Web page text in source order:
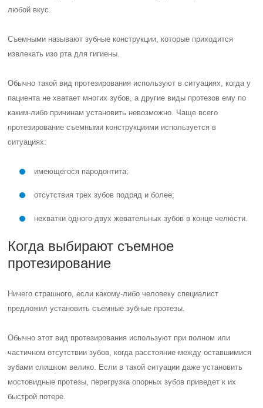
любой вкус.
Съемными называют зубные конструкции, которые приходится
извлекать изо рта для гигиены.
Обычно такой вид протезирования используют в ситуациях, когда у
пациента не хватает многих зубов, а другие виды протезов ему по
каким-либо причинам установить невозможно. Чаще всего
протезирование съемными конструкциями используется в
ситуациях:
имеющегося пародонтита;
отсутствия трех зубов подряд и более;
нехватки одного-двух жевательных зубов в конце челюсти.
Когда выбирают съемное
протезирование
Ничего страшного, если какому-либо человеку специалист
предложил установить съемные зубные протезы.
Обычно этот вид протезирования используют при полном или
частичном отсутствии зубов, когда расстояние между оставшимися
зубами слишком велико. Если в такой ситуации даже установить
мостовидные протезы, перегрузка опорных зубов приведет к их
быстрой потере.